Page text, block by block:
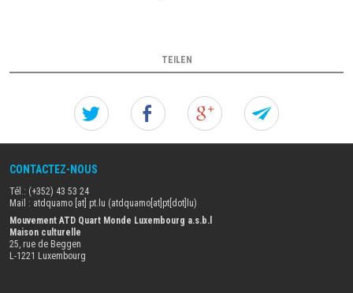
TEILEN
TwitterFacebookGoogle+
this
CONTACTEZ-NOUS
Tél.: (+352) 43 53 24
Mail : atdquamo [at] pt lu (atdquamo[at]pt[dot]lu)
Mouvement ATD Quart Monde Luxembourg a.s.b.l
Maison culturelle
25, rue de Beggen
L-1221 Luxembourg